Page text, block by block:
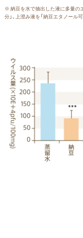
※ 納豆を水で抽出した液に多量の
分」、上澄み液を「納豆エタノール